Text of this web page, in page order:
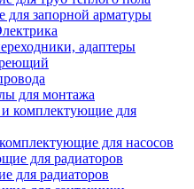
запорной арматуры
адаптеры
для монтажа
для насосов
для радиаторов